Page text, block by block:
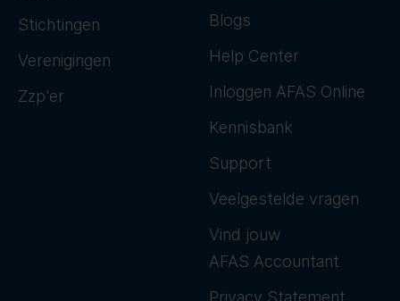
Stichtingen
Verenigingen
Zzp'er
Blogs
Help Center
Inloggen AFAS Online
Kennisbank
Support
Veelgestelde vragen
Vind jouw
AFAS Accountant
Privacy Statement